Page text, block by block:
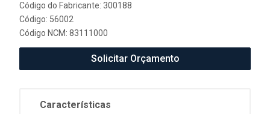
Código do Fabricante: 300188
Código: 56002
Código NCM: 83111000
Solicitar Orçamento
Características